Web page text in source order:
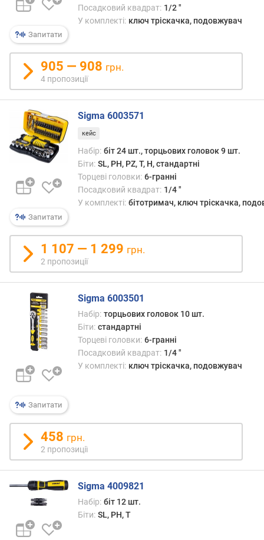
і
д
д
о
р
о
г
и
х
д
о
е
в
и
х
з
а
в
д
г
у
а
м
д
а
т
о
ю
д
о
д
Запитати
Посадковий квадрат: 1/2 "
У комплекті: ключ тріскачка, подовжувач
905 — 908 грн.
4 пропозиції
Запитати
Sigma 6003571
кейс
Набір: біт 24 шт., торцьових головок 9 шт.
Біти: SL, PH, PZ, T, H, стандартні
Торцеві головки: 6-гранні
Посадковий квадрат: 1/4 "
У комплекті: бітотримач, ключ тріскачка,
1 107 — 1 299 грн.
2 пропозиції
Запитати
Sigma 6003501
Набір: торцьових головок 10 шт.
Біти: стандартні
Торцеві головки: 6-гранні
Посадковий квадрат: 1/4 "
У комплекті: ключ тріскачка, подовжувач
458 грн.
2 пропозиції
Sigma 4009821
Набір: біт 12 шт.
Біти: SL, PH, T